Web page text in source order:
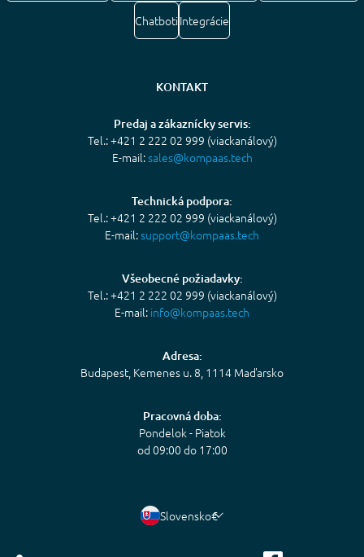
ChatbotiIntegrácie
KONTAKT
Predaj a zákaznícky servis:
Tel.: +421 2 222 02 999 (viackanálový)
E-mail:sales@kompaas.tech
Technická podpora:
Tel.: +421 2 222 02 999 (viackanálový)
E-mail:support@kompaas.tech
Všeobecné požiadavky:
Tel.: +421 2 222 02 999 (viackanálový)
E-mail: info@kompaas.tech
Adresa:
Budapest, Kemenes u. 8, 1114 Maďarsko
Pracovná doba:
Pondelok - Piatok
od 09:00 do 17:00
Slovensko€